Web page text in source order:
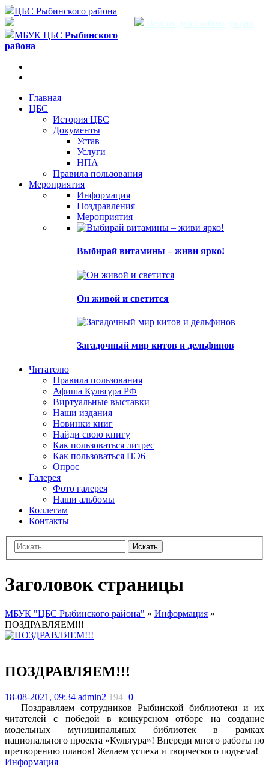
ЦБС Рыбинского района
Версия для слабовидящих
МБУК ЦБС Рыбинского
района
Главная
ЦБС
История ЦБС
Документы
Устав
Услуги
НПА
Правила пользования
Мероприятия
Информация
Поздравления
Мероприятия
Выбирай витамины – живи ярко!
Он живой и светится
Загадочный мир китов и дельфинов
Читателю
Правила пользования
Афиша Культура РФ
Виртуальные выставки
Наши издания
Новинки книг
Найди свою книгу
Как пользоваться литрес
Как пользоваться НЭ6
Опрос
Галерея
Фото галерея
Наши альбомы
Коллегам
Контакты
Искать
Заголовок страницы
МБУК "ЦБС Рыбинского района" » Информация »
ПОЗДРАВЛЯЕМ!!!
ПОЗДРАВЛЯЕМ!!!
18-08-2021, 09:34 admin2 194 0
Поздравляем сотрудников Рыбинской библиотеки и их
читателей с победой в конкурсном отборе на создание
модельных муниципальных библиотек в рамках
национального проекта «Культура»! Впереди много работы по
претворению планов! Желаем успеха и творческого подъема!
Информация